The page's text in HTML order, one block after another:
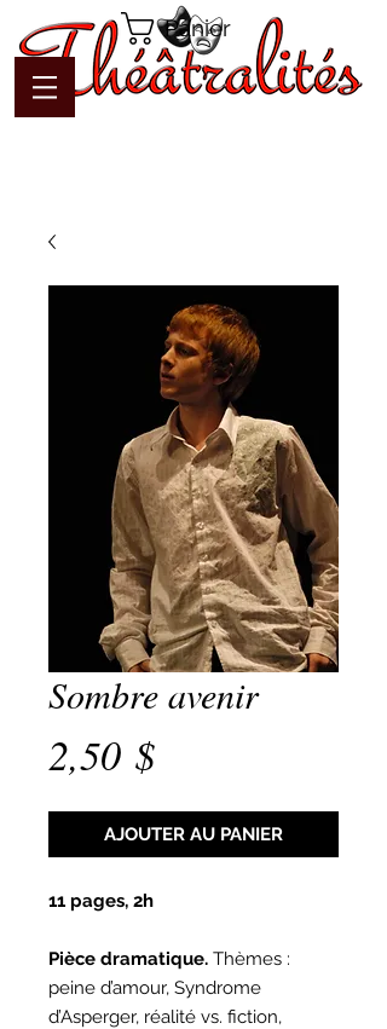
Panier
Sombre avenir
2,50 $Prix
AJOUTER AU PANIER
11 pages, 2h
Pièce dramatique. Thèmes :
peine d’amour, Syndrome
d’Asperger, réalité vs. fiction,